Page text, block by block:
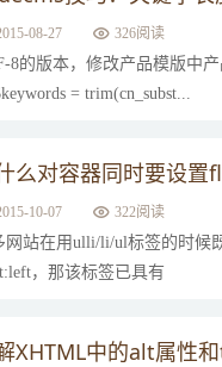
08-27 326阅读
8的版本，修改产品模版中产
= trim(cn_subst...
么对容器同时要设
10-07 322阅读
网站在用ulli/li/ul标签的时候
，那该标签已具有
XHTML中的alt属性